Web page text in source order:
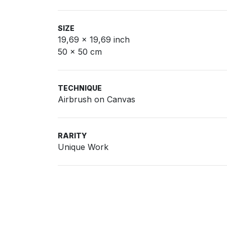
SIZE
19,69 x 19,69 inch
50 x 50 cm
TECHNIQUE
Airbrush on Canvas
RARITY
Unique Work